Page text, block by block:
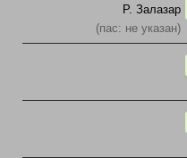
Р. Залазар
(пас: не указан)